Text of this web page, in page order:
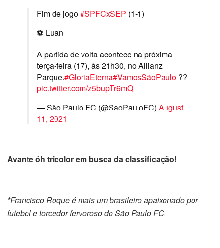
Fim de jogo#SPFCxSEP (1-1)
⚽ Luan
A partida de volta acontece na próxima
terça-feira (17), às 21h30, no Allianz
Parque.#GloriaEterna#VamosSãoPaulo ??
pic.twitter.com/z5bupTr6mQ
— São Paulo FC (@SaoPauloFC) August
11, 2021
Avante óh tricolor em busca da classificação!
*Francisco Roque é mais um brasileiro apaixonado por
futebol e torcedor fervoroso do São Paulo FC.